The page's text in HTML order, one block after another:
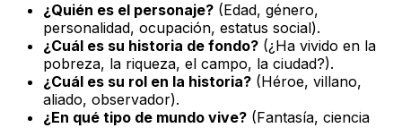
¿Quién es el personaje? (Edad, género,
personalidad, ocupación, estatus social).
¿Cuál es su historia de fondo? (¿Ha vivido en la
pobreza, la riqueza, el campo, la ciudad?).
¿Cuál es su rol en la historia? (Héroe, villano,
aliado, observador).
¿En qué tipo de mundo vive? (Fantasía, ciencia